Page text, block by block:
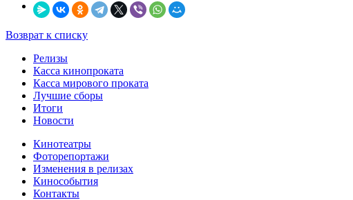
Возврат к списку
Релизы
Касса кинопроката
Касса мирового проката
Лучшие сборы
Итоги
Новости
Кинотеатры
Фоторепортажи
Изменения в релизах
Кинособытия
Контакты